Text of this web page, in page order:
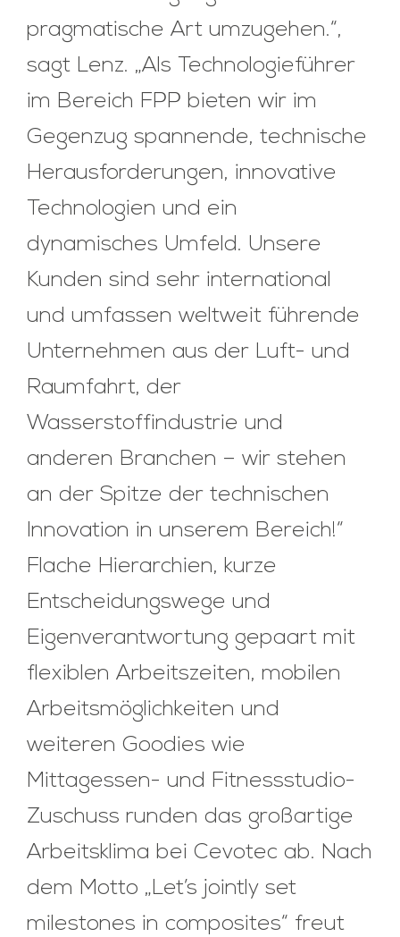
pragmatische Art umzugehen.“,
sagt Lenz. „Als Technologieführer
im Bereich FPP bieten wir im
Gegenzug spannende, technische
Herausforderungen, innovative
Technologien und ein
dynamisches Umfeld. Unsere
Kunden sind sehr international
und umfassen weltweit führende
Unternehmen aus der Luft- und
Raumfahrt, der
Wasserstoffindustrie und
anderen Branchen – wir stehen
an der Spitze der technischen
Innovation in unserem Bereich!“
Flache Hierarchien, kurze
Entscheidungswege und
Eigenverantwortung gepaart mit
flexiblen Arbeitszeiten, mobilen
Arbeitsmöglichkeiten und
weiteren Goodies wie
Mittagessen- und Fitnessstudio-
Zuschuss runden das großartige
Arbeitsklima bei Cevotec ab. Nach
dem Motto „Let’s jointly set
milestones in composites“ freut